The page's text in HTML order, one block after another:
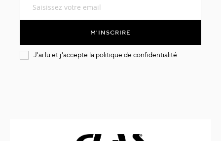
notre
M'INSCRIRE
J'ai lu et j'accepte la politique de confidentialité